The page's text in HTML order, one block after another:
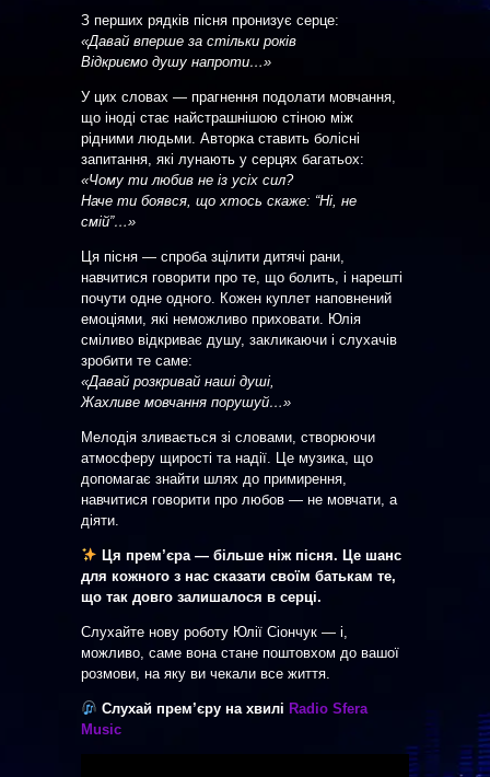
З перших рядків пісня пронизує серце:
«Давай вперше за стільки років
Відкриємо душу напроти…»
У цих словах — прагнення подолати мовчання,
що іноді стає найстрашнішою стіною між
рідними людьми. Авторка ставить болісні
запитання, які лунають у серцях багатьох:
«Чому ти любив не із усіх сил?
Наче ти боявся, що хтось скаже: “Ні, не
смій”…»
Ця пісня — спроба зцілити дитячі рани,
навчитися говорити про те, що болить, і нарешті
почути одне одного. Кожен куплет наповнений
емоціями, які неможливо приховати. Юлія
сміливо відкриває душу, закликаючи і слухачів
зробити те саме:
«Давай розкривай наші душі,
Жахливе мовчання порушуй…»
Мелодія зливається зі словами, створюючи
атмосферу щирості та надії. Це музика, що
допомагає знайти шлях до примирення,
навчитися говорити про любов — не мовчати, а
діяти.
Ця прем’єра — більше ніж пісня. Це шанс
для кожного з нас сказати своїм батькам те,
що так довго залишалося в серці.
Слухайте нову роботу Юлії Сіончук — і,
можливо, саме вона стане поштовхом до вашої
розмови, на яку ви чекали все життя.
Слухай прем’єру на хвилі Radio Sfera
Music